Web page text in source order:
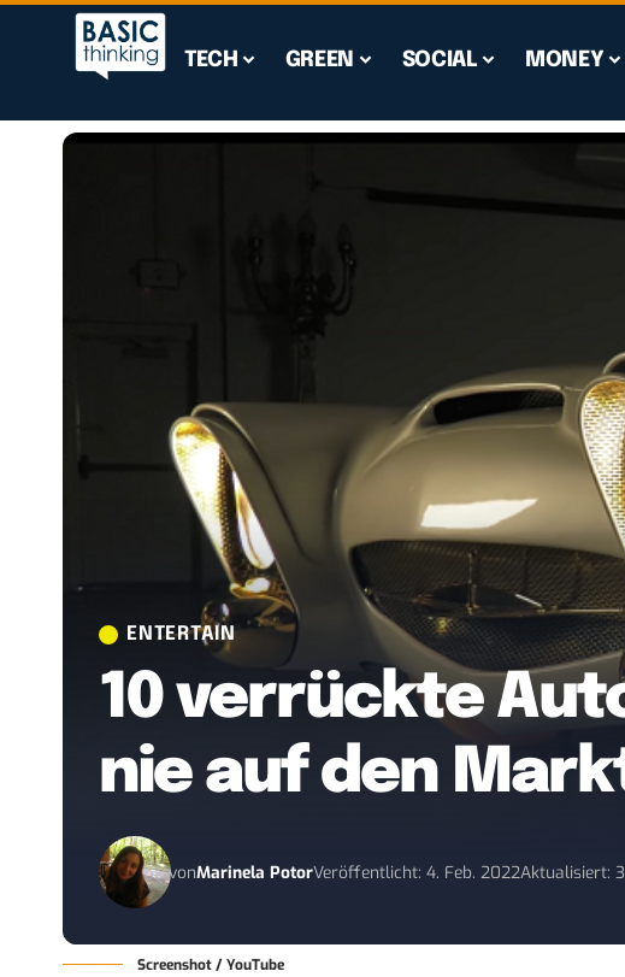
TECH GREEN SOCIAL MONEY
ENTERTAIN
10 verrückte
nie auf den
vonMarinela PotorVeröffentlicht: 4. Feb. 2022Aktualisiert:
Screenshot / YouTube